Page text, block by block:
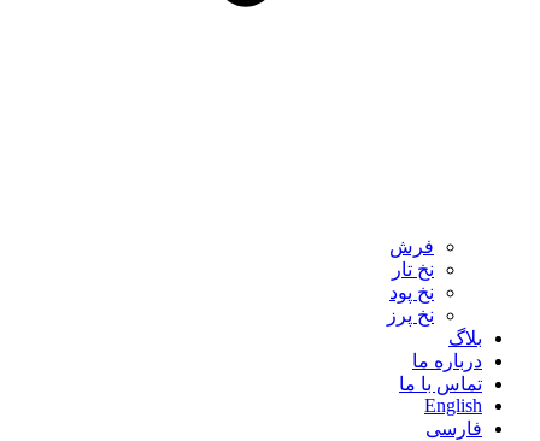
فرش‌
نخ‌ تار
نخ‌ پود
نخ‌ پرز
بلاگ
درباره ما
تماس با ما
English
فارسی